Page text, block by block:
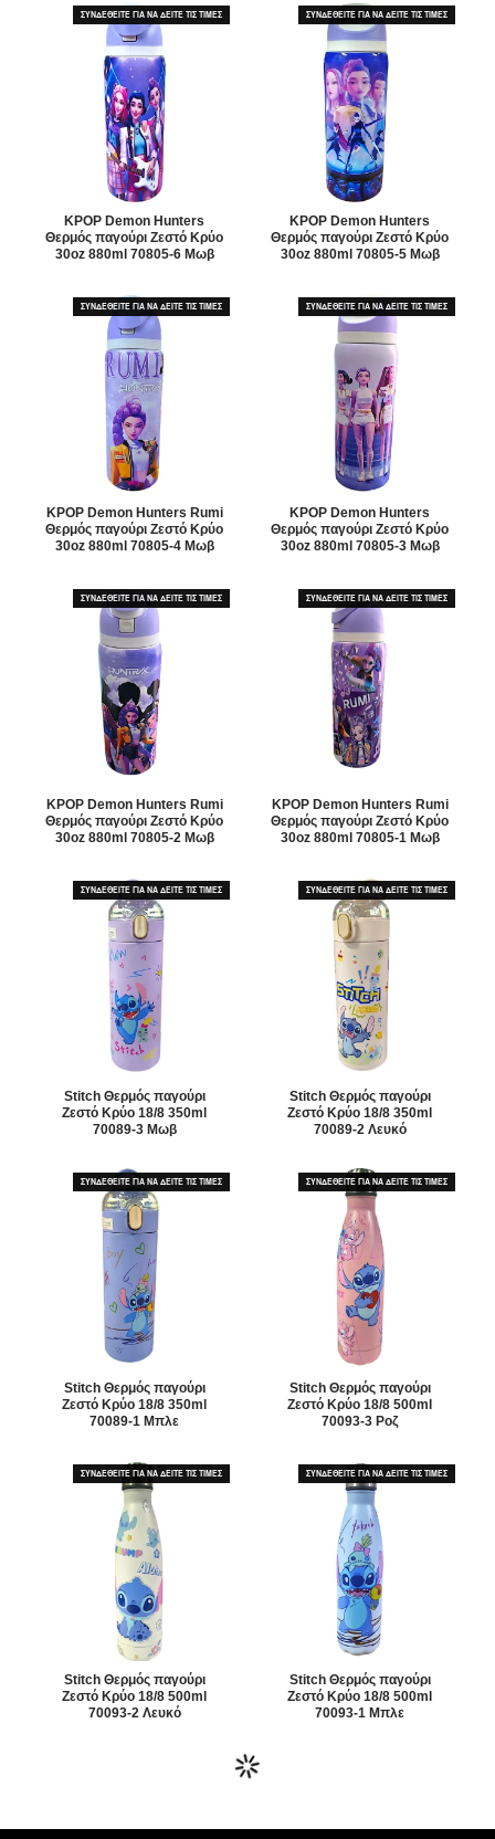
ΣΥΝΔΕΘΕΙΤΕ ΓΙΑ ΝΑ ΔΕΙΤΕ ΤΙΣ ΤΙΜΕΣ
KPOP Demon Hunters
Θερμός παγούρι Ζεστό Κρύο
30oz 880ml 70805-6 Μωβ
ΣΥΝΔΕΘΕΙΤΕ ΓΙΑ ΝΑ ΔΕΙΤΕ ΤΙΣ ΤΙΜΕΣ
KPOP Demon Hunters
Θερμός παγούρι Ζεστό Κρύο
30oz 880ml 70805-5 Μωβ
ΣΥΝΔΕΘΕΙΤΕ ΓΙΑ ΝΑ ΔΕΙΤΕ ΤΙΣ ΤΙΜΕΣ
KPOP Demon Hunters Rumi
Θερμός παγούρι Ζεστό Κρύο
30oz 880ml 70805-4 Μωβ
ΣΥΝΔΕΘΕΙΤΕ ΓΙΑ ΝΑ ΔΕΙΤΕ ΤΙΣ ΤΙΜΕΣ
KPOP Demon Hunters
Θερμός παγούρι Ζεστό Κρύο
30oz 880ml 70805-3 Μωβ
ΣΥΝΔΕΘΕΙΤΕ ΓΙΑ ΝΑ ΔΕΙΤΕ ΤΙΣ ΤΙΜΕΣ
KPOP Demon Hunters Rumi
Θερμός παγούρι Ζεστό Κρύο
30oz 880ml 70805-2 Μωβ
ΣΥΝΔΕΘΕΙΤΕ ΓΙΑ ΝΑ ΔΕΙΤΕ ΤΙΣ ΤΙΜΕΣ
KPOP Demon Hunters Rumi
Θερμός παγούρι Ζεστό Κρύο
30oz 880ml 70805-1 Μωβ
ΣΥΝΔΕΘΕΙΤΕ ΓΙΑ ΝΑ ΔΕΙΤΕ ΤΙΣ ΤΙΜΕΣ
Stitch Θερμός παγούρι
Ζεστό Κρύο 18/8 350ml
70089-3 Μωβ
ΣΥΝΔΕΘΕΙΤΕ ΓΙΑ ΝΑ ΔΕΙΤΕ ΤΙΣ ΤΙΜΕΣ
Stitch Θερμός παγούρι
Ζεστό Κρύο 18/8 350ml
70089-2 Λευκό
ΣΥΝΔΕΘΕΙΤΕ ΓΙΑ ΝΑ ΔΕΙΤΕ ΤΙΣ ΤΙΜΕΣ
Stitch Θερμός παγούρι
Ζεστό Κρύο 18/8 350ml
70089-1 Μπλε
ΣΥΝΔΕΘΕΙΤΕ ΓΙΑ ΝΑ ΔΕΙΤΕ ΤΙΣ ΤΙΜΕΣ
Stitch Θερμός παγούρι
Ζεστό Κρύο 18/8 500ml
70093-3 Ροζ
ΣΥΝΔΕΘΕΙΤΕ ΓΙΑ ΝΑ ΔΕΙΤΕ ΤΙΣ ΤΙΜΕΣ
Stitch Θερμός παγούρι
Ζεστό Κρύο 18/8 500ml
70093-2 Λευκό
ΣΥΝΔΕΘΕΙΤΕ ΓΙΑ ΝΑ ΔΕΙΤΕ ΤΙΣ ΤΙΜΕΣ
Stitch Θερμός παγούρι
Ζεστό Κρύο 18/8 500ml
70093-1 Μπλε